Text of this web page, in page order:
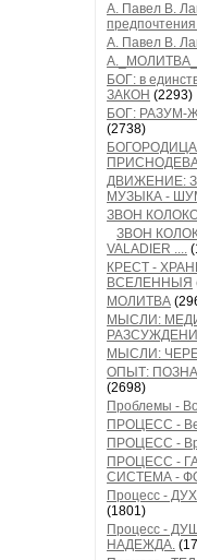
А. Павел В.
А. Павел В.
БОГ: в
ЗАКОН (2293)
БОГ: РАЗУМ-
(2738)
ДВИЖЕНИЕ:
МУЗЫКА -
ЗВОН
ЗВОН
VALADIER ....
КРЕСТ -
ВСЕЛЕННЫЯ
МОЛИТВА
МЫСЛИ:
МЫСЛИ:
ОПЫТ:
(2698)
Проблемы -
ПРОЦЕСС -
ПРОЦЕСС -
ПРОЦЕСС -
СИСТЕМА -
Процесс -
(1801)
Процесс -
НАДЕЖДА.